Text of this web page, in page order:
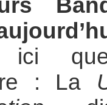
ici
: La